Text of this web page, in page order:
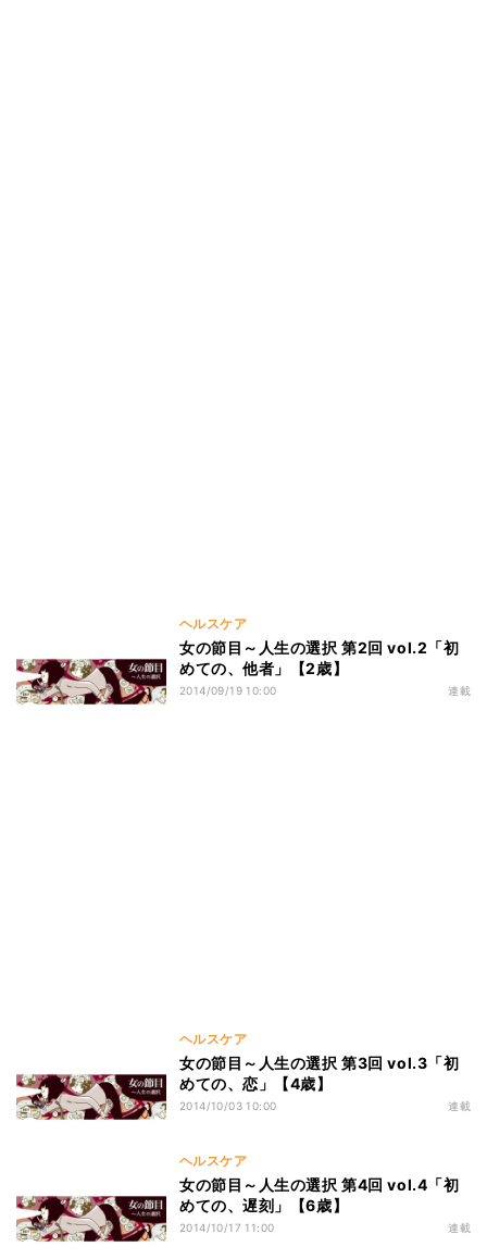
ヘルスケア
女の節目～人生の選択 第2回 vol.2「初
めての、他者」【2歳】
2014/09/19 10:00 連載
ヘルスケア
女の節目～人生の選択 第3回 vol.3「初
めての、恋」【4歳】
2014/10/03 10:00 連載
ヘルスケア
女の節目～人生の選択 第4回 vol.4「初
めての、遅刻」【6歳】
2014/10/17 11:00 連載